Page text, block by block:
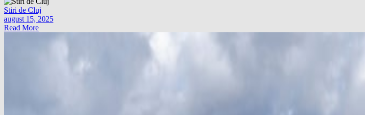
Stiri de Cluj
august 15, 2025
Read More